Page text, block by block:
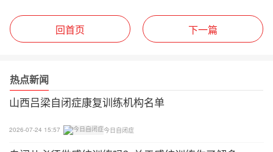
怀仁市新蕾幼儿康复协会
区域：山西朔州市 成立日期：2020-11-10 创始人：
忻州市忻府区心予康复教育中心有限公司
彭帅臣 机构性质：民办康复机构
回首页 下一篇
热点新闻
山西吕梁自闭症康复训练机构名单
2026-07-24 15:57 今日自闭症